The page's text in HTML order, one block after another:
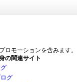
ロモーションを含みます。
の関連サイト
グ